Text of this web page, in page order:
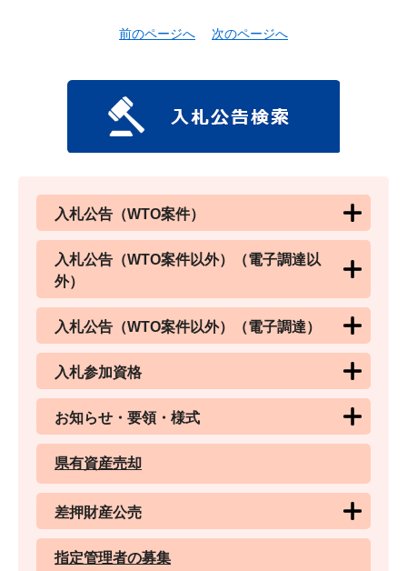
前のページへ 次のページへ
入札公告（WTO案件）
入札公告（WTO案件以外）（電子調達以
外）
入札公告（WTO案件以外）（電子調達）
入札参加資格
お知らせ・要領・様式
県有資産売却
差押財産公売
指定管理者の募集